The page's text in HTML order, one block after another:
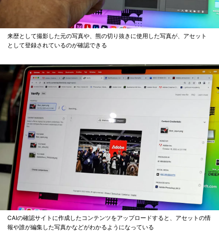
来歴として撮影した元の写真や、熊の切り抜きに使用した写真が、アセット
として登録されているのが確認できる
CAIの確認サイトに作成したコンテンツをアップロードすると、アセットの情
報や誰が編集した写真かなどがわかるようになっている